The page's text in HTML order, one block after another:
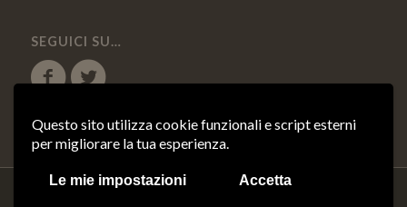
Questo sito utilizza cookie funzionali e script esterni
per migliorare la tua esperienza.
Le mie impostazioni Accetta
SEGUICI SU…
© Copyright 2018 - Oro di Puglia s.r.l. - P.IVA 04158410714 |